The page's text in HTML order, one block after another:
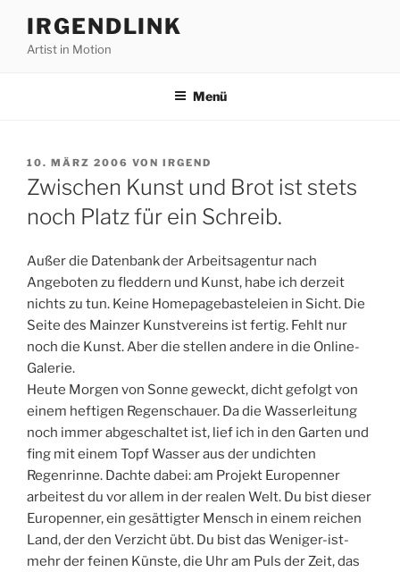
Inhalt
springen
IRGENDLINK
Artist in Motion
Menü
VERÖFFENTLICHT
AM
10. MÄRZ 2006 VON IRGEND
Zwischen Kunst und Brot ist stets
noch Platz für ein Schreib.
Außer die Datenbank der Arbeitsagentur nach
Angeboten zu fleddern und Kunst, habe ich derzeit
nichts zu tun. Keine Homepagebasteleien in Sicht. Die
Seite des Mainzer Kunstvereins ist fertig. Fehlt nur
noch die Kunst. Aber die stellen andere in die Online-
Galerie.
Heute Morgen von Sonne geweckt, dicht gefolgt von
einem heftigen Regenschauer. Da die Wasserleitung
noch immer abgeschaltet ist, lief ich in den Garten und
fing mit einem Topf Wasser aus der undichten
Regenrinne. Dachte dabei: am Projekt Europenner
arbeitest du vor allem in der realen Welt. Du bist dieser
Europenner, ein gesättigter Mensch in einem reichen
Land, der den Verzicht übt. Du bist das Weniger-ist-
mehr der feinen Künste, die Uhr am Puls der Zeit, das